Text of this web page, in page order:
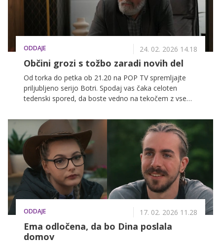
ODDAJE 24. 02. 2026 14.18
Občini grozi s tožbo zaradi novih del
Od torka do petka ob 21.20 na POP TV spremljajte
priljubljeno serijo Botri. Spodaj vas čaka celoten
tedenski spored, da boste vedno na tekočem z vsem
ODDAJE 17. 02. 2026 11.28
Ema odločena, da bo Dina poslala
domov